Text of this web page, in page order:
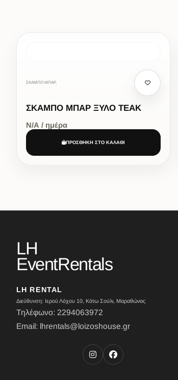
ΣΚΑΜΠΟ ΜΠΑΡ,
ΣΚΑΜΠΟ ΜΠΑΡ ΞΥΛΟ TΕΑK
Ν/Α / ημέρα
ΠΡΟΣΘΗΚΗ ΣΤΟ ΚΑΛΑΘΙ
LH
EventRentals
LH RENTAL
Διεύθυνση: Ιερού Λόχου 10, Κάτω Σούλι, Μαραθώνας
Τηλέφωνο: 2294063972
Email: lhrentals@loizoshouse.gr